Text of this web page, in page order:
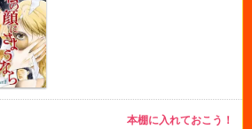
本棚に入れておこう！